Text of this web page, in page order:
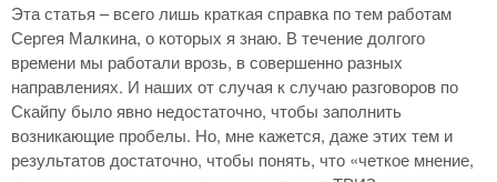
Эта статья – всего лишь краткая справка по тем работам
Сергея Малкина, о которых я знаю. В течение долгого
времени мы работали врозь, в совершенно разных
направлениях. И наших от случая к случаю разговоров по
Скайпу было явно недостаточно, чтобы заполнить
возникающие пробелы. Но, мне кажется, даже этих тем и
результатов достаточно, чтобы понять, что «четкое мнение,